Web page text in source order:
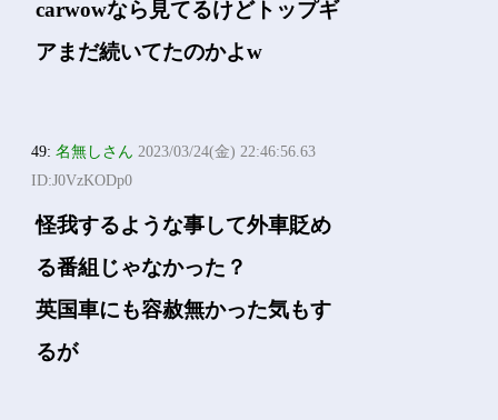
carwowなら見てるけどトップギ
アまだ続いてたのかよw
49:名無しさん 2023/03/24(金) 22:46:56.63
ID:J0VzKODp0
怪我するような事して外車貶め
る番組じゃなかった？
英国車にも容赦無かった気もす
るが